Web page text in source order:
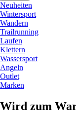
Neuheiten
Wintersport
Wandern
Trailrunning
Laufen
Klettern
Wassersport
Angeln
Outlet
Marken
Wird zum